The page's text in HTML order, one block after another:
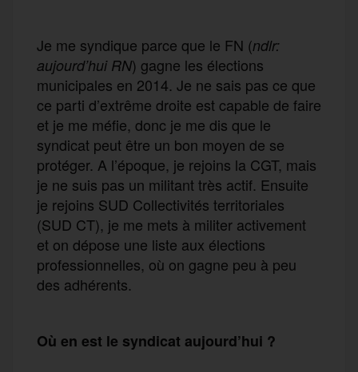
Je me syndique parce que le FN (ndlr:
aujourd’hui RN) gagne les élections
municipales en 2014. Je ne sais pas ce que
ce parti d’extrême droite est capable de faire
et je me méfie, donc je me dis que le
syndicat peut être un bon moyen de se
protéger. A l’époque, je rejoins la CGT, mais
je ne suis pas un militant très actif. Ensuite
je rejoins SUD Collectivités territoriales
(SUD CT), je me mets à militer activement
et on dépose une liste aux élections
professionnelles, où on gagne peu à peu
des adhérents.
Où en est le syndicat aujourd’hui ?